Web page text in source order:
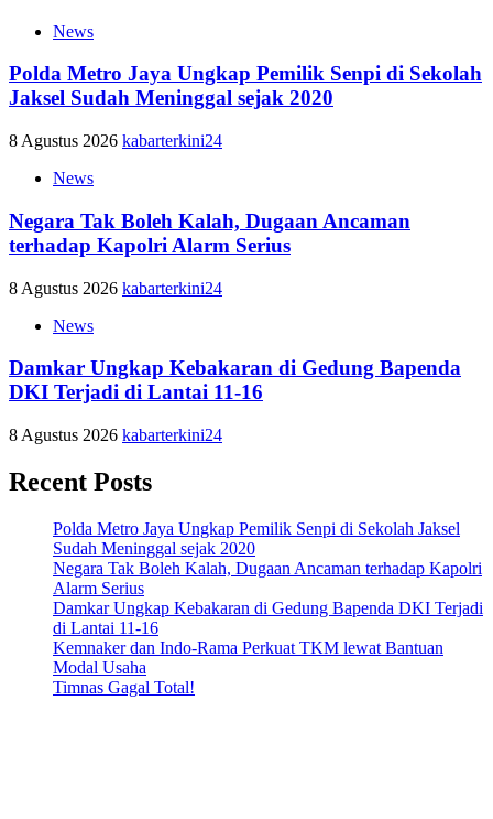
News
Polda Metro Jaya Ungkap Pemilik Senpi di Sekolah
Jaksel Sudah Meninggal sejak 2020
8 Agustus 2026 kabarterkini24
News
Negara Tak Boleh Kalah, Dugaan Ancaman
terhadap Kapolri Alarm Serius
8 Agustus 2026 kabarterkini24
News
Damkar Ungkap Kebakaran di Gedung Bapenda
DKI Terjadi di Lantai 11-16
8 Agustus 2026 kabarterkini24
Recent Posts
Polda Metro Jaya Ungkap Pemilik Senpi di Sekolah Jaksel
Sudah Meninggal sejak 2020
Negara Tak Boleh Kalah, Dugaan Ancaman terhadap Kapolri
Alarm Serius
Damkar Ungkap Kebakaran di Gedung Bapenda DKI Terjadi
di Lantai 11-16
Kemnaker dan Indo-Rama Perkuat TKM lewat Bantuan
Modal Usaha
Timnas Gagal Total!